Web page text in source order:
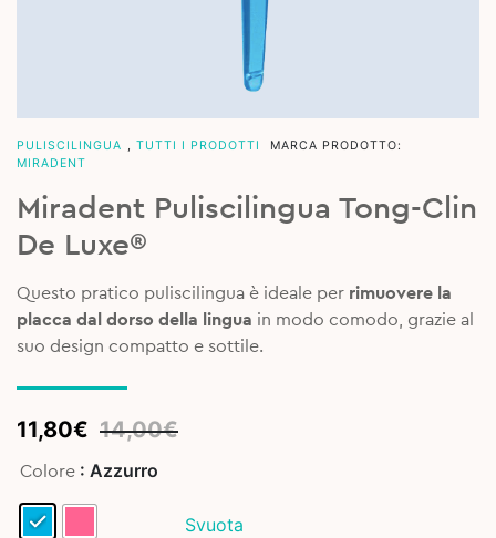
PULISCILINGUA , TUTTI I PRODOTTI
MARCA PRODOTTO:
MIRADENT
Miradent Puliscilingua Tong-Clin
De Luxe®
Questo pratico puliscilingua è ideale per rimuovere la
placca dal dorso della lingua in modo comodo, grazie al
suo design compatto e sottile.
14,00€
Original
was:
14,00€.
11,80€
Current
is:
11,80€.
Colore : Azzurro
Svuota